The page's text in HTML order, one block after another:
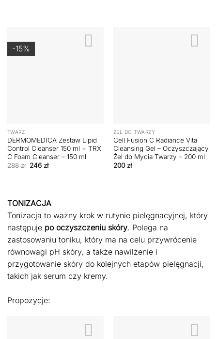
-15%
TWARZ
DERMOMEDICA Zestaw Lipid
Control Cleanser 150 ml + TRX
C Foam Cleanser – 150 ml
288zł Pierwotna
246 złAktualna
ŻEL DO TWARZY
Cell Fusion C Radiance Vita
Cleansing Gel – Oczyszczający
Żel do Mycia Twarzy – 200 ml
200 zł
TONIZACJA
Tonizacja to ważny krok w rutynie pielęgnacyjnej, który
następuje po oczyszczeniu skóry. Polega na
zastosowaniu toniku, który ma na celu przywrócenie
równowagi pH skóry, a także nawilżenie i
przygotowanie skóry do kolejnych etapów pielęgnacji,
takich jak serum czy kremy.
Propozycje: